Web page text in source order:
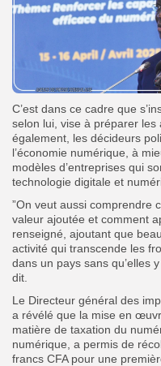
C’est dans ce cadre que
selon lui, vise à préparer
également, les décideurs
l’économie numérique, à
modèles d’entreprises qui
technologie digitale et
”On veut aussi comprendre
valeur ajoutée et comment
renseigné, ajoutant que
activité qui transcende les
dans un pays sans qu’elles
dit.
Le Directeur général des
a révélé que la mise en
matière de taxation du
numérique, a permis de
francs CFA pour une